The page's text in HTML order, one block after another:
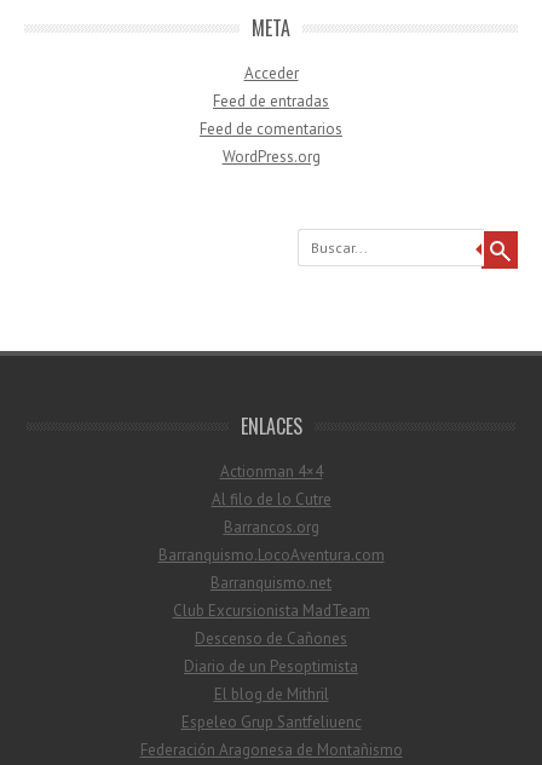
META
Acceder
Feed de entradas
Feed de comentarios
WordPress.org
Buscar
ENLACES
Actionman 4×4
Al filo de lo Cutre
Barrancos.org
Barranquismo.LocoAventura.com
Barranquismo.net
Club Excursionista MadTeam
Descenso de Cañones
Diario de un Pesoptimista
El blog de Mithril
Espeleo Grup Santfeliuenc
Federación Aragonesa de Montañismo